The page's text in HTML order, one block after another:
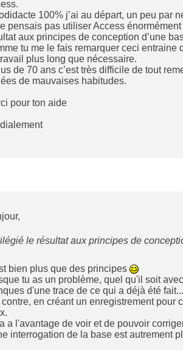
100% j’ai au départ, un peu par
pensais pas utiliser Access
aux principes de conception d’une
tu me le fais remarquer ceci entraine
plus long que nécessaire.
de 70 ans c’est très difficile de tout
de mauvaises habitudes.
pour ton aide
le résultat aux principes de
bien plus que des principes
tu as un problème, quel qu'il soit
d'une trace de ce qui a déjà été fait...
contre, en créant un enregistrement
a l'avantage de voir et de pouvoir
interrogation de la base est autrement